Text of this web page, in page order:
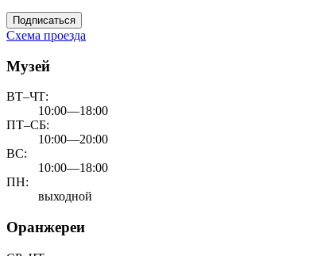
Подписаться
Схема проезда
Музей
ВТ–ЧТ:
10:00—18:00
ПТ–СБ:
10:00—20:00
ВС:
10:00—18:00
ПН:
выходной
Оранжереи